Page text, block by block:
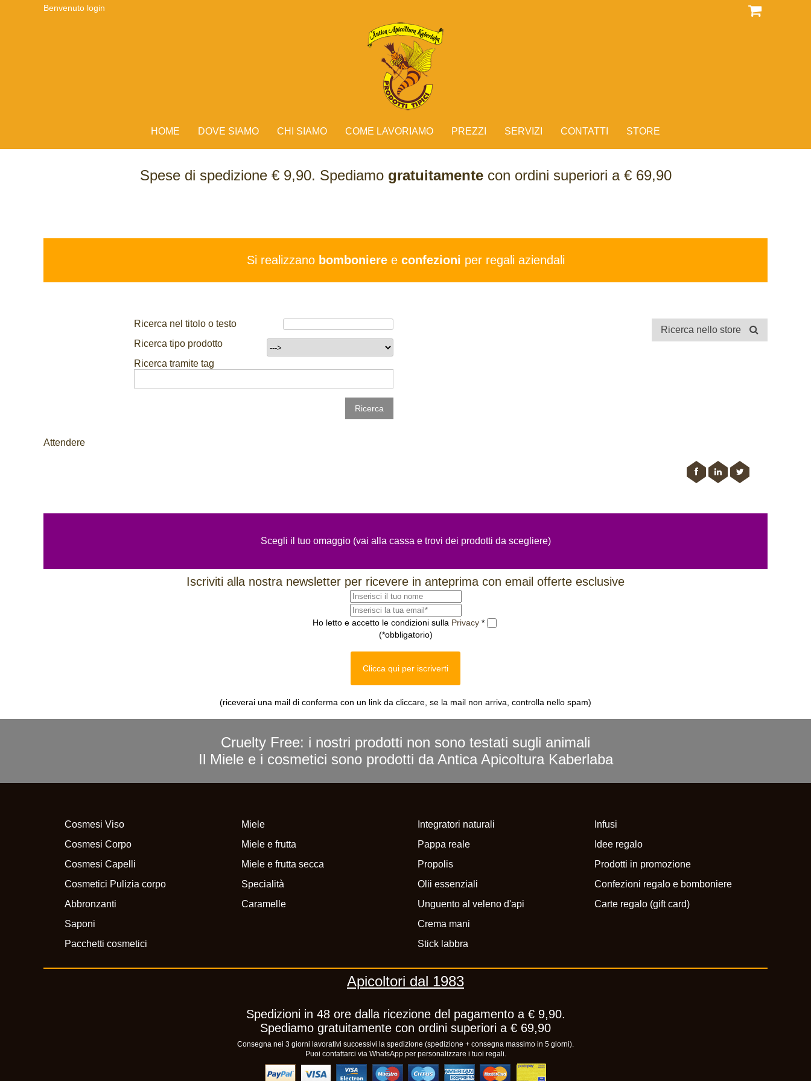
Benvenuto login
HOME DOVE SIAMO CHI SIAMO COME LAVORIAMO PREZZI SERVIZI CONTATTI STORE
Spese di spedizione € 9,90. Spediamo gratuitamentecon ordini superiori a € 69,90
Si realizzano bombonieree confezioni per regali aziendali
Ricerca nello store
Ricerca nel titolo o testo
Ricerca tipo prodotto
Ricerca tramite tag
Attendere
Scegli il tuo omaggio (vai alla cassa e trovi dei prodotti da scegliere)
Iscriviti alla nostra newsletter per ricevere in anteprima con email offerte esclusive
Ho letto e accetto le condizioni sulla Privacy *
(*obbligatorio)
Clicca qui per iscriverti
(riceverai una mail di conferma con un link da cliccare, se la mail non arriva, controlla nello spam)
Cruelty Free: i nostri prodotti non sono testati sugli animali
Il Miele e i cosmetici sono prodotti da Antica Apicoltura Kaberlaba
Cosmesi Viso
Cosmesi Corpo
Cosmesi Capelli
Cosmetici Pulizia corpo
Abbronzanti
Saponi
Pacchetti cosmetici
Miele
Miele e frutta
Miele e frutta secca
Specialità
Caramelle
Integratori naturali
Pappa reale
Propolis
Olii essenziali
Unguento al veleno d'api
Crema mani
Stick labbra
Infusi
Idee regalo
Prodotti in promozione
Confezioni regalo e bomboniere
Carte regalo (gift card)
Apicoltori dal 1983
Spedizioni in 48 ore dalla ricezione del pagamento a € 9,90.
Spediamo gratuitamente con ordini superiori a € 69,90
Consegna nei 3 giorni lavorativi successivi la spedizione (spedizione + consegna massimo in 5 giorni).
Puoi contattarci via WhatsApp per personalizzare i tuoi regali.